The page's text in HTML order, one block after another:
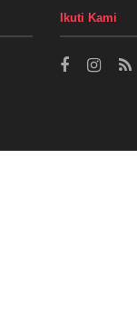
Ikuti Kami